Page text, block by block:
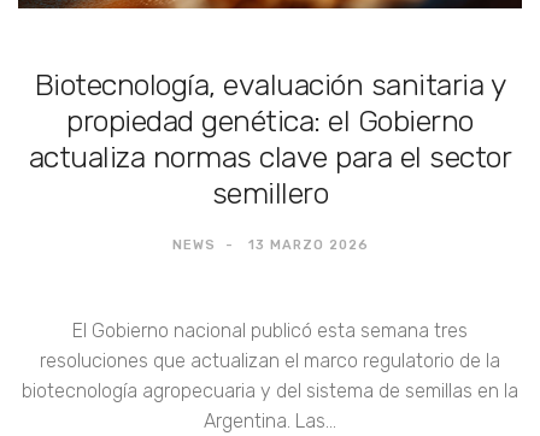
Biotecnología, evaluación sanitaria y
propiedad genética: el Gobierno
actualiza normas clave para el sector
semillero
NEWS 13 MARZO 2026
El Gobierno nacional publicó esta semana tres
resoluciones que actualizan el marco regulatorio de la
biotecnología agropecuaria y del sistema de semillas en la
Argentina. Las...